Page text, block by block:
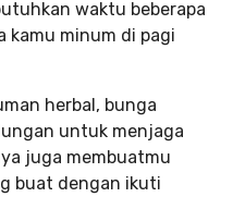
waktu beberapa
kamu minum di pagi
herbal, bunga
untuk menjaga
juga membuatmu
buat dengan ikuti